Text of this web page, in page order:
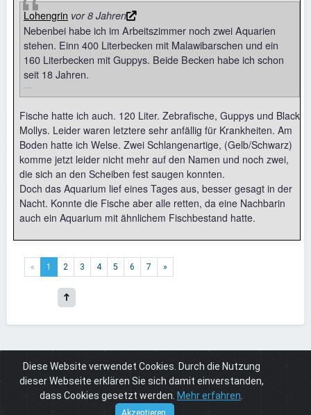
Lohengrin vor 8 Jahren
Nebenbei habe ich im Arbeitszimmer noch zwei Aquarien
stehen. Einn 400 Literbecken mit Malawibarschen und ein
160 Literbecken mit Guppys. Beide Becken habe ich schon
seit 18 Jahren.
Fische hatte ich auch. 120 Liter. Zebrafische, Guppys und Black
Mollys. Leider waren letztere sehr anfällig für Krankheiten. Am
Boden hatte ich Welse. Zwei Schlangenartige, (Gelb/Schwarz)
komme jetzt leider nicht mehr auf den Namen und noch zwei,
die sich an den Scheiben fest saugen konnten.
Doch das Aquarium lief eines Tages aus, besser gesagt in der
Nacht. Konnte die Fische aber alle retten, da eine Nachbarin
auch ein Aquarium mit ähnlichem Fischbestand hatte.
« 1 2 3 4 5 6 7 »
Board Real World Hobbys Tiere Haustiere?
Diese Website verwendet Cookies. Durch die Nutzung
dieser Webseite erklären Sie sich damit einverstanden,
dass Cookies gesetzt werden. Mehr erfahren
Akzeptieren.